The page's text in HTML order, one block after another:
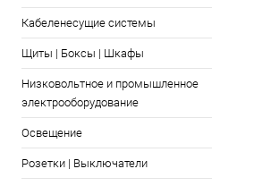
Кабеленесущие системы
Щиты | Боксы | Шкафы
Низковольтное и промышленное
электрооборудование
Освещение
Розетки | Выключатели